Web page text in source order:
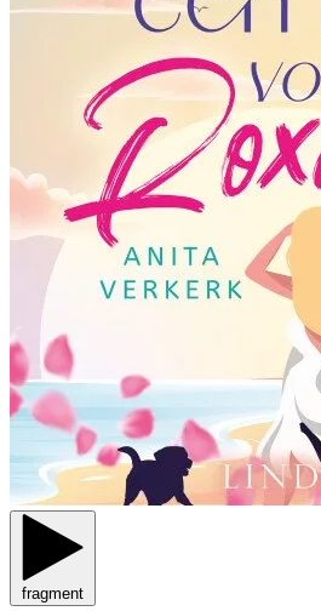
fragment